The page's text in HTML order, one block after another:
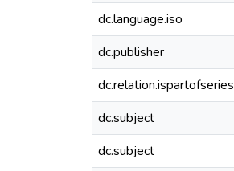
dc.language.iso
dc.publisher
dc.relation.ispartofseries
dc.subject
dc.subject